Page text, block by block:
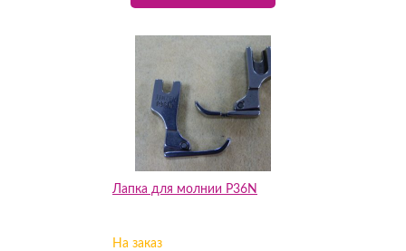
Лапка для молнии P36N
На заказ